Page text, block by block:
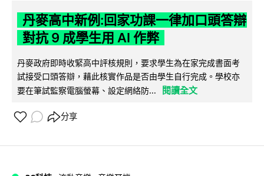
丹麥高中新例:回家功課一律加口頭答辯
對抗 9 成學生用 AI 作弊
丹麥政府即時收緊高中評核規則，要求學生為在家完成書面考
試接受口頭答辯，藉此核實作品是否由學生自行完成。學校亦
要在筆試監察電腦螢幕、設定網絡防...
閱讀全文
分享